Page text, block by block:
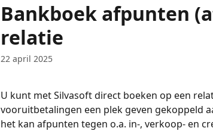
Bankboek afpunten
relatie
22 april 2025
U kunt met Silvasoft direct boeken op een
vooruitbetalingen een plek geven gekoppeld
het kan afpunten tegen o.a. in-, verkoop- en